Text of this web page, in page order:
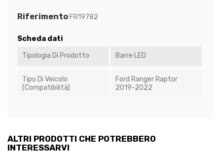
Riferimento FR19782
Scheda dati
Tipologia Di Prodotto Barre LED
Tipo Di Veicolo
(Compatibilità)
Ford Ranger Raptor
2019-2022
ALTRI PRODOTTI CHE POTREBBERO
INTERESSARVI